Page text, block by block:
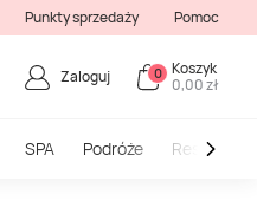
Punkty sprzedaży Pomoc
Zaloguj 0 Koszyk
0,00 zł
SPA Podróże